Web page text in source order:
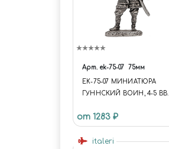
Арт. ek-75-07 75мм
EK-75-07 МИНИАТЮРА
ГУННСКИЙ ВОИН, 4-5 ВВ.
от 1283 ₽
italeri